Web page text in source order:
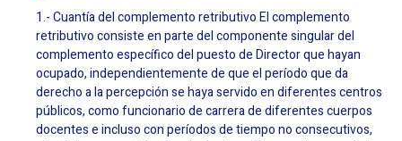
1.- Cuantía del complemento retributivo El complemento
retributivo consiste en parte del componente singular del
complemento específico del puesto de Director que hayan
ocupado, independientemente de que el período que da
derecho a la percepción se haya servido en diferentes centros
públicos, como funcionario de carrera de diferentes cuerpos
docentes e incluso con períodos de tiempo no consecutivos,